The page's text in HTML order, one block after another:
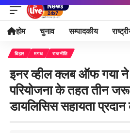
होम चुनाव सम्पादकीय
बिहार मगध राजनीति
इनर व्हील क्लब ऑफ गया ने
परियोजना के तहत तीन
डायलिसिस सहायता प्रदान